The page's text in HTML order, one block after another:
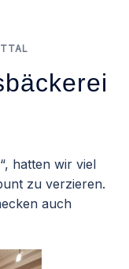
hatten wir viel
zu verzieren.
auch